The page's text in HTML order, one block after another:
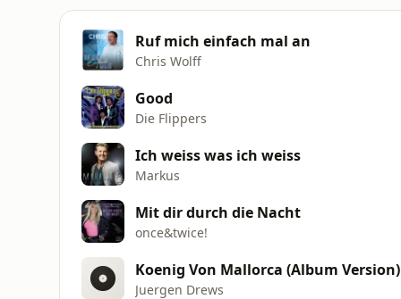
Ruf mich einfach mal an
Chris Wolff
Good
Die Flippers
Ich weiss was ich weiss
Markus
Mit dir durch die Nacht
once&twice!
Koenig Von Mallorca (Album Version)
Juergen Drews